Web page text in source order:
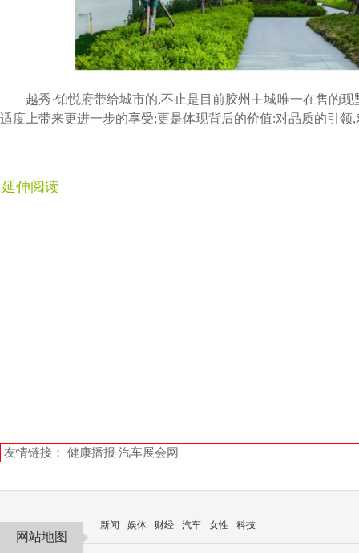
越秀·铂悦府带给城市的,不止是目前胶州主城唯一在售的
适度上带来更进一步的享受;更是体现背后的价值:对品质的引领
延伸阅读
友情链接： 健康播报 汽车展会网
网站地图
新闻 娱体 财经 汽车 女性 科技